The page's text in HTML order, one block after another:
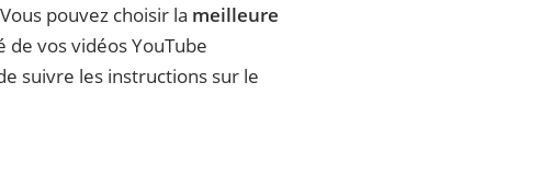
pouvez choisir la meilleure
de vos vidéos YouTube
suivre les instructions sur le